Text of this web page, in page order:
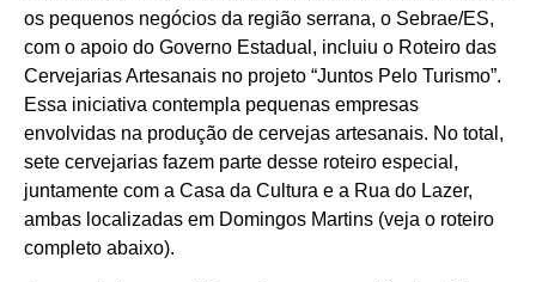
os pequenos negócios da região serrana, o Sebrae/ES,
com o apoio do Governo Estadual, incluiu o Roteiro das
Cervejarias Artesanais no projeto “Juntos Pelo Turismo”.
Essa iniciativa contempla pequenas empresas
envolvidas na produção de cervejas artesanais. No total,
sete cervejarias fazem parte desse roteiro especial,
juntamente com a Casa da Cultura e a Rua do Lazer,
ambas localizadas em Domingos Martins (veja o roteiro
completo abaixo).